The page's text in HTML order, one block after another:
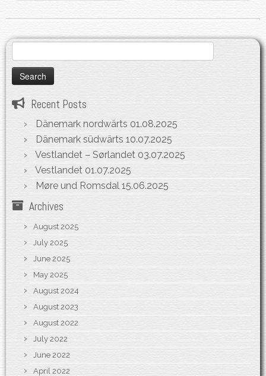
for:
Recent Posts
Dänemark nordwärts 01.08.2025
Dänemark südwärts 10.07.2025
Vestlandet – Sørlandet 03.07.2025
Vestlandet 01.07.2025
Møre und Romsdal 15.06.2025
Archives
August 2025
July 2025
June 2025
May 2025
August 2024
August 2023
August 2022
July 2022
June 2022
April 2022